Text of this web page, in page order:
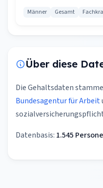
Männer Gesamt
Über diese
Die Gehaltsdaten
Bundesagentur für Arbeit
Datenbasis: 1.545